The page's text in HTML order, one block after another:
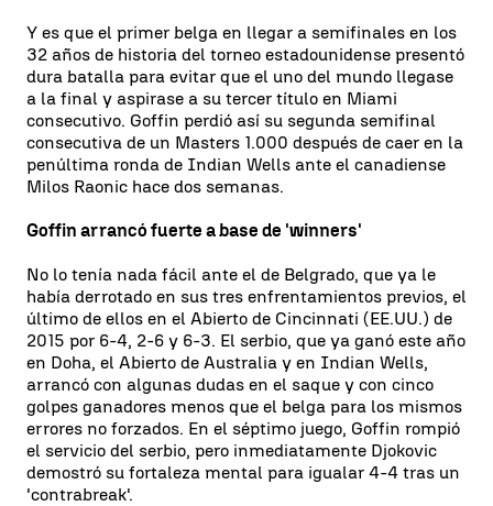
Y es que el primer belga en llegar a semifinales en los
32 años de historia del torneo estadounidense presentó
dura batalla para evitar que el uno del mundo llegase
a la final y aspirase a su tercer título en Miami
consecutivo. Goffin perdió así su segunda semifinal
consecutiva de un Masters 1.000 después de caer en la
penúltima ronda de Indian Wells ante el canadiense
Milos Raonic hace dos semanas.
Goffin arrancó fuerte a base de 'winners'
No lo tenía nada fácil ante el de Belgrado, que ya le
había derrotado en sus tres enfrentamientos previos, el
último de ellos en el Abierto de Cincinnati (EE.UU.) de
2015 por 6-4, 2-6 y 6-3. El serbio, que ya ganó este año
en Doha, el Abierto de Australia y en Indian Wells,
arrancó con algunas dudas en el saque y con cinco
golpes ganadores menos que el belga para los mismos
errores no forzados. En el séptimo juego, Goffin rompió
el servicio del serbio, pero inmediatamente Djokovic
demostró su fortaleza mental para igualar 4-4 tras un
'contrabreak'.